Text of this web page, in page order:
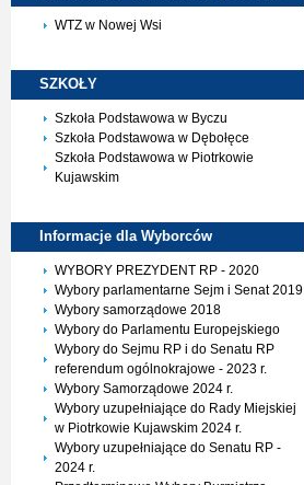
WTZ w Nowej Wsi
SZKOŁY
Szkoła Podstawowa w Byczu
Szkoła Podstawowa w Dębołęce
Szkoła Podstawowa w Piotrkowie
Kujawskim
Informacje dla Wyborców
WYBORY PREZYDENT RP - 2020
Wybory parlamentarne Sejm i Senat 2019
Wybory samorządowe 2018
Wybory do Parlamentu Europejskiego
Wybory do Sejmu RP i do Senatu RP
referendum ogólnokrajowe - 2023 r.
Wybory Samorządowe 2024 r.
Wybory uzupełniające do Rady Miejskiej
w Piotrkowie Kujawskim 2024 r.
Wybory uzupełniające do Senatu RP -
2024 r.